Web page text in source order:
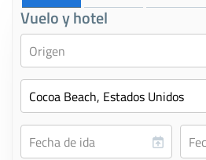
Vuelo y hotel